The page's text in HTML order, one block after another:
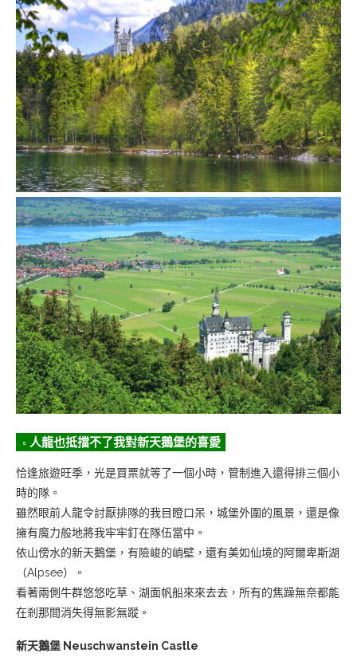
◦ 人龍也抵擋不了我對新天鵝堡的喜愛
恰逢旅遊旺季，光是買票就等了一個小時，管制進入還得排三個小
時的隊。
雖然眼前人龍令討厭排隊的我目瞪口呆，城堡外圍的風景，還是像
擁有魔力般地將我牢牢釘在隊伍當中。
依山傍水的新天鵝堡，有險峻的峭壁，還有美如仙境的阿爾卑斯湖
（Alpsee）
。
看著兩側牛群悠悠吃草、湖面帆船來來去去，所有的焦躁無奈都能
在剎那間消失得無影無蹤。
新天鵝堡 Neuschwanstein Castle